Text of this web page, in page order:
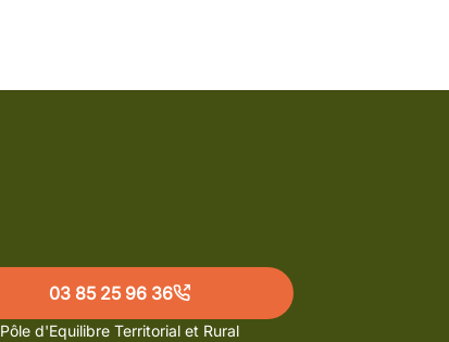
03 85 25 96 36
Pôle d'Equilibre Territorial et Rural